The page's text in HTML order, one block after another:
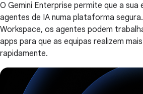
O Gemini Enterprise permite que a sua
agentes de IA numa plataforma
Workspace, os agentes podem
apps para que as equipas realizem
rapidamente.